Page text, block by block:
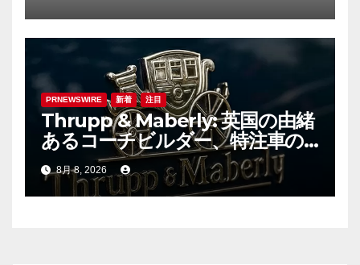
PRNEWSWIRE 新着 注目
Thrupp & Maberly: 英国の由緒
あるコーチビルダー、特注車の
新時代へ
8月 8, 2026